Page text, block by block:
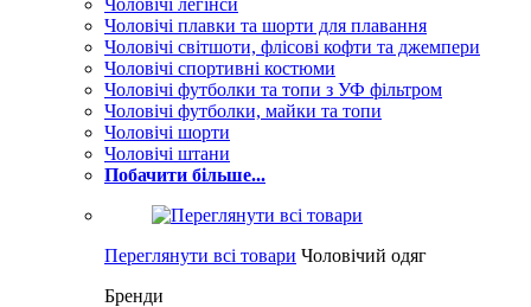
Чоловічі легінси
Чоловічі плавки та шорти для плавання
Чоловічі світшоти, флісові кофти та джемпери
Чоловічі спортивні костюми
Чоловічі футболки та топи з УФ фільтром
Чоловічі футболки, майки та топи
Чоловічі шорти
Чоловічі штани
Побачити більше...
Переглянути всі товари Чоловічий одяг
Бренди